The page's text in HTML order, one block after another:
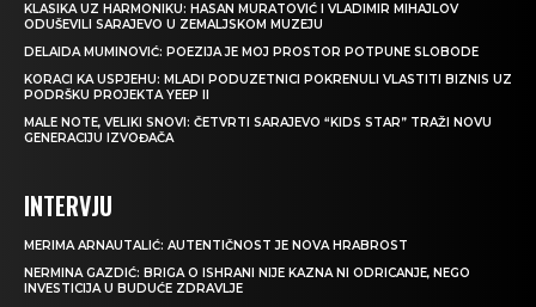
KLASIKA UZ HARMONIKU: HASAN MURATOVIĆ I VLADIMIR MIHAJLOV
ODUŠEVILI SARAJEVO U ZEMALJSKOM MUZEJU
DELAIDA MUMINOVIĆ: POEZIJA JE MOJ PROSTOR POTPUNE SLOBODE
KORACI KA USPJEHU: MLADI PODUZETNICI POKRENULI VLASTITI BIZNIS UZ
PODRŠKU PROJEKTA YEEP II
MALE NOTE, VELIKI SNOVI: ČETVRTI SARAJEVO “KIDS STAR” TRAŽI NOVU
GENERACIJU IZVOĐAČA
INTERVJU
MERIMA ARNAUTALIĆ: AUTENTIČNOST JE NOVA HRABROST
NERMINA GAZDIĆ: BRIGA O ISHRANI NIJE KAZNA NI ODRICANJE, NEGO
INVESTICIJA U BUDUĆE ZDRAVLJE